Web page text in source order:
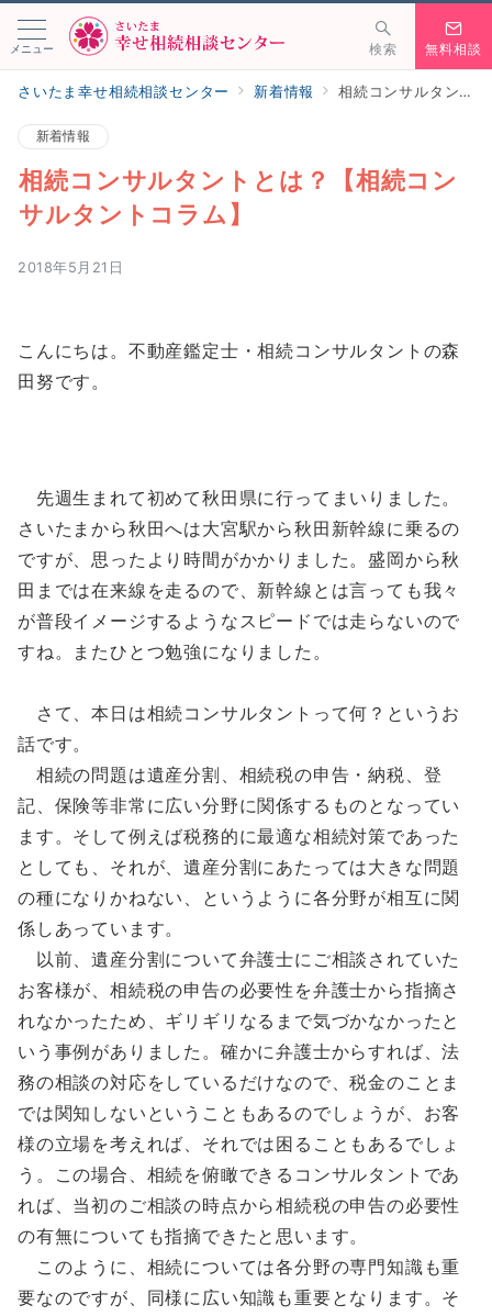
メニュー 検索 無料相談
さいたま幸せ相続相談センター 新着情報 相続コンサルタントとは？【相続コンサルタントコラム】
新着情報
相続コンサルタントとは？【相続コン
サルタントコラム】
2018年5月21日
こんにちは。不動産鑑定士・相続コンサルタントの森
田努です。
先週生まれて初めて秋田県に行ってまいりました。
さいたまから秋田へは大宮駅から秋田新幹線に乗るの
ですが、思ったより時間がかかりました。盛岡から秋
田までは在来線を走るので、新幹線とは言っても我々
が普段イメージするようなスピードでは走らないので
すね。またひとつ勉強になりました。
さて、本日は相続コンサルタントって何？というお
話です。
相続の問題は遺産分割、相続税の申告・納税、登
記、保険等非常に広い分野に関係するものとなってい
ます。そして例えば税務的に最適な相続対策であった
としても、それが、遺産分割にあたっては大きな問題
の種になりかねない、というように各分野が相互に関
係しあっています。
以前、遺産分割について弁護士にご相談されていた
お客様が、相続税の申告の必要性を弁護士から指摘さ
れなかったため、ギリギリなるまで気づかなかったと
いう事例がありました。確かに弁護士からすれば、法
務の相談の対応をしているだけなので、税金のことま
では関知しないということもあるのでしょうが、お客
様の立場を考えれば、それでは困ることもあるでしょ
う。この場合、相続を俯瞰できるコンサルタントであ
れば、当初のご相談の時点から相続税の申告の必要性
の有無についても指摘できたと思います。
このように、相続については各分野の専門知識も重
要なのですが、同様に広い知識も重要となります。そ